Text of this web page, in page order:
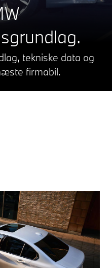
tekniske data og
firmabil.